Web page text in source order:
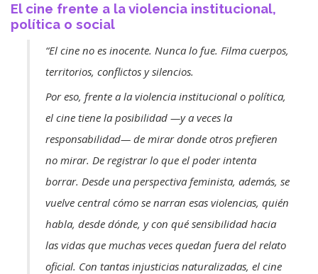
El cine frente a la violencia institucional,
política o social
“El cine no es inocente. Nunca lo fue. Filma cuerpos,
territorios, conflictos y silencios.
Por eso, frente a la violencia institucional o política,
el cine tiene la posibilidad —y a veces la
responsabilidad— de mirar donde otros prefieren
no mirar. De registrar lo que el poder intenta
borrar. Desde una perspectiva feminista, además, se
vuelve central cómo se narran esas violencias, quién
habla, desde dónde, y con qué sensibilidad hacia
las vidas que muchas veces quedan fuera del relato
oficial. Con tantas injusticias naturalizadas, el cine